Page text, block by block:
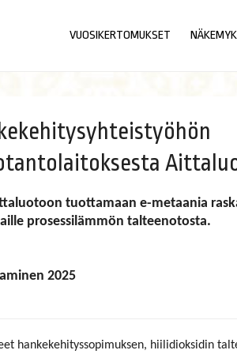
VUOSIKERTOMUKSET
tuottamaan e-metaania
prosessilämmön talteenotosta.
2025
hankekehityssopimuksen, hiilidioksidin